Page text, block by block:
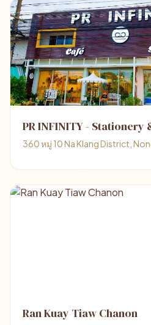
PR INFINITY - Stationery
360 หมู่ 10 Na Klang District,
Ran Kuay Tiaw Chanon